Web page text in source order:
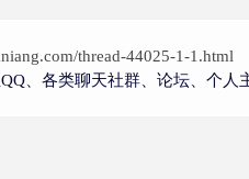
thread-44025-1-1.html
、各类聊天社群、论坛、个